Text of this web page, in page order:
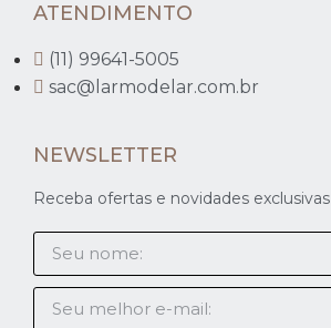
ATENDIMENTO
(11) 99641-5005
sac@larmodelar.com.br
NEWSLETTER
Receba ofertas e novidades exclusivas